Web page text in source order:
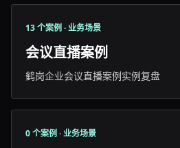
13 个案例 · 业务场景
会议直播案例
鹤岗企业会议直播案例实例复盘
0 个案例 · 业务场景